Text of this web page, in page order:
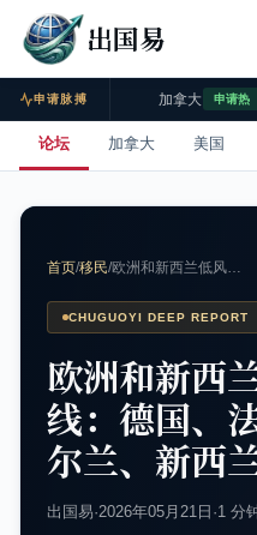
出国易
申请脉搏 加拿大 申请热
论坛 加拿大 美国
首页/移民/欧洲和新西兰低风…
CHUGUOYI DEEP REPORT
欧洲和新西
线：德国、
尔兰、新西
出国易·2026年05月21日 ·1 分